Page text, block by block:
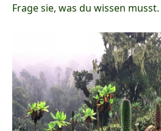
Frage sie, was du wissen musst.